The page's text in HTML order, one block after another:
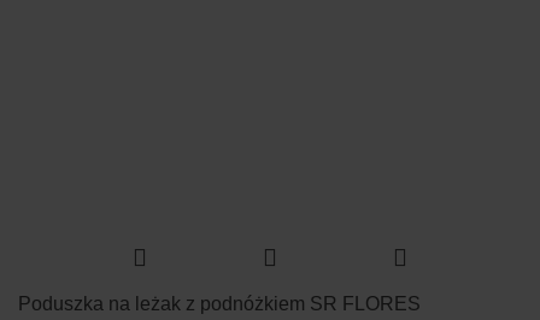
Poduszka na leżak z podnóżkiem SR FLORES